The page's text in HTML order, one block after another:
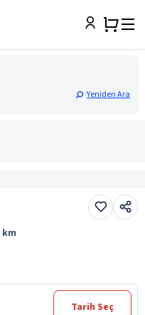
Yeniden Ara
km
Tarih Seç